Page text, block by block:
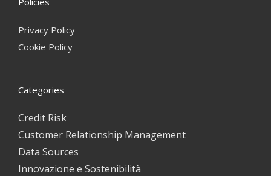
Privacy Policy
Cookie Policy
Categories
Credit Risk
Customer Relationship Management
Data Sources
Innovazione e Sostenibilità